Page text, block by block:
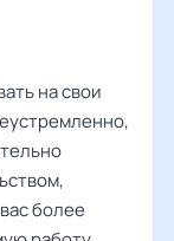
на свои
более